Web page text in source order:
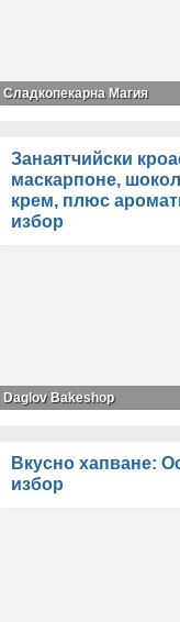
Сладкопекарна Магия
Занаятчийски
маскарпоне,
крем, плюс
избор
Daglov Bakeshop
Вкусно хапване:
избор